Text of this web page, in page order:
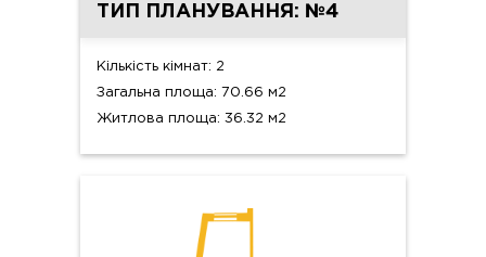
ТИП ПЛАНУВАННЯ: №4
Кількість кімнат: 2
Загальна площа: 70.66 м2
Житлова площа: 36.32 м2